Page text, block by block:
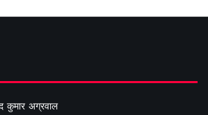
कुमार अग्रवाल